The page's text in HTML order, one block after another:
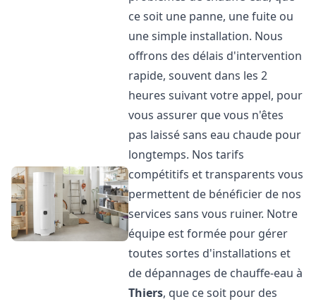
ce soit une panne, une fuite ou
une simple installation. Nous
offrons des délais d'intervention
rapide, souvent dans les 2
heures suivant votre appel, pour
vous assurer que vous n'êtes
pas laissé sans eau chaude pour
longtemps. Nos tarifs
compétitifs et transparents vous
permettent de bénéficier de nos
services sans vous ruiner. Notre
équipe est formée pour gérer
toutes sortes d'installations et
de dépannages de chauffe-eau à
Thiers, que ce soit pour des